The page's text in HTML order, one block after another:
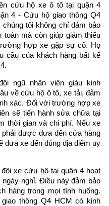
cứu hộ xe ô tô tại quận 4
4 - Cứu hộ giao thông Q4
tôi không chỉ đảm bảo
mà còn giúp giảm thiểu
hợp xe gặp sự cố. Họ
cầu của khách hàng bất kể
ngũ nhân viên giàu kinh
về cứu hộ ô tô, xe tải, đảm
xác. Đối với trường hợp xe
sẽ tiến hành sửa chữa tại
thời gian và chi phí. Nếu xe
được đưa đến cửa hàng
đưa xe đến đúng địa điểm uy
xe cứu hộ tại quận 4 hoạt
nghỉ. Điều này đảm bảo
hàng trong mọi tình huống.
thông Q4 HCM có kinh